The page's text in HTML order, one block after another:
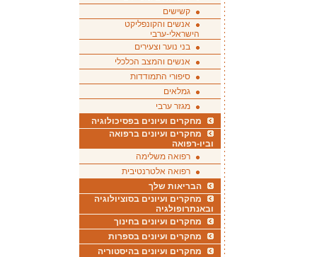
קשישים
אנשים והקונפליקט
הישראלי-ערבי
בני נוער וצעירים
אנשים והמצב הכלכלי
סיפורי התמודדות
גמלאים
מגזר ערבי
מחקרים ועיונים בפסיכולוגיה
מחקרים ועיונים ברפואה
וביו-רפואה
רפואה משלימה
רפואה אלטרנטיבית
הבריאות שלך
מחקרים ועיונים בסוציולוגיה
ובאנתרופולגיה
מחקרים ועיונים בחינוך
מחקרים ועיונים בספרות
מחקרים ועיונים בהיסטוריה